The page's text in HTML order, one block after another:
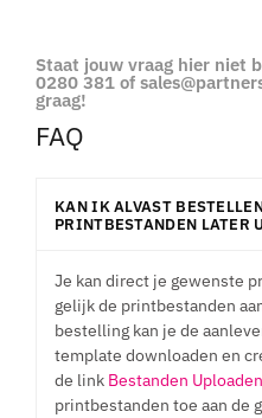
Staat jouw vraag hier niet
0280 381 of
graag!
FAQ
KAN IK ALVAST
PRINTBESTANDEN LATER
Je kan direct je gewenste
gelijk de printbestanden
bestelling kan je de
template downloaden en
de link Bestanden Uploaden
printbestanden toe aan de